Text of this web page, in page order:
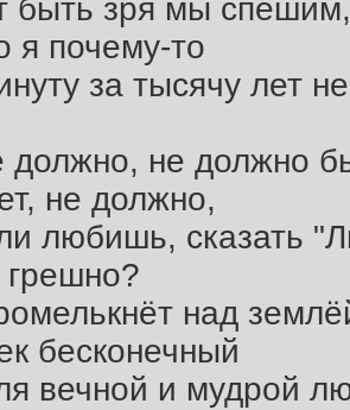
быть зря мы спешим,
я почему-то
за тысячу лет
должно, не должно
не должно,
любишь, сказать
грешно?
над
бесконечный
вечной и мудрой